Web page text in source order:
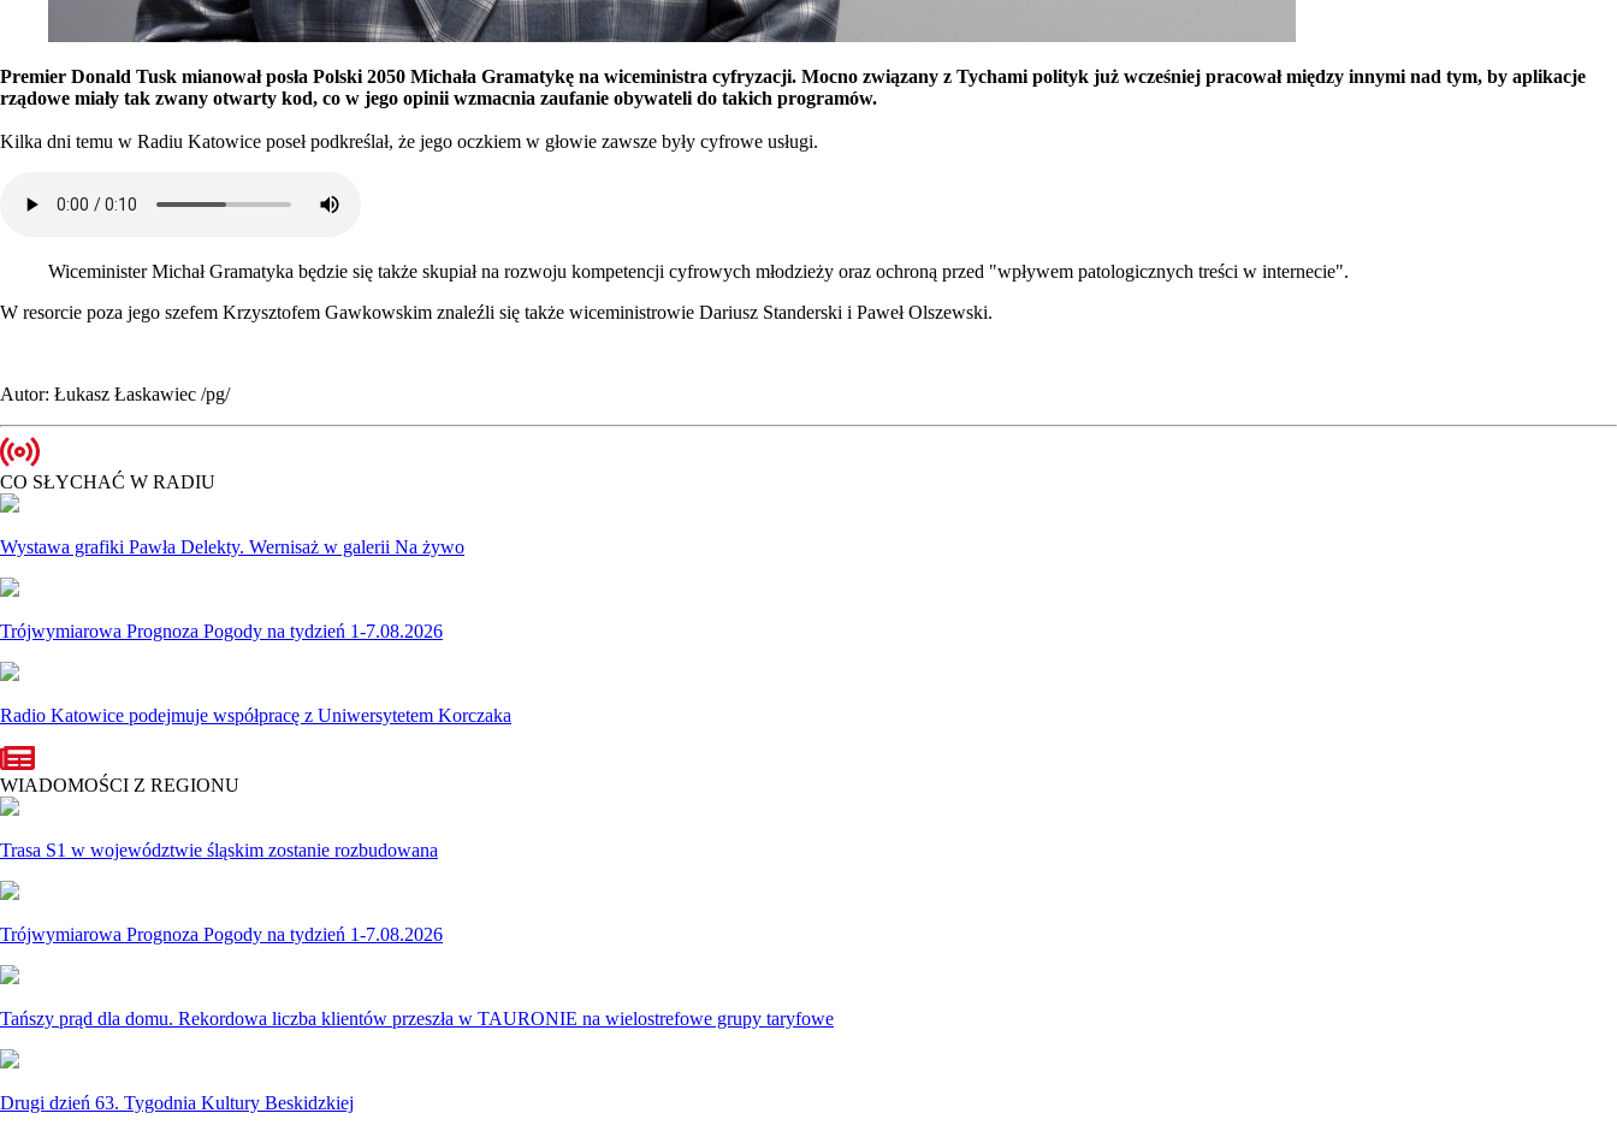
Premier Donald Tusk mianował posła Polski 2050 Michała Gramatykę na wiceministra cyfryzacji. Mocno związany z Tychami polityk już wcześniej pracował między innymi nad tym, by aplikacje
rządowe miały tak zwany otwarty kod, co w jego opinii wzmacnia zaufanie obywateli do takich programów.
Kilka dni temu w Radiu Katowice poseł podkreślał, że jego oczkiem w głowie zawsze były cyfrowe usługi.
Wiceminister Michał Gramatyka będzie się także skupiał na rozwoju kompetencji cyfrowych młodzieży oraz ochroną przed "wpływem patologicznych treści w internecie".
W resorcie poza jego szefem Krzysztofem Gawkowskim znaleźli się także wiceministrowie Dariusz Standerski i Paweł Olszewski.
Autor: Łukasz Łaskawiec /pg/
CO SŁYCHAĆ W RADIU
Wystawa grafiki Pawła Delekty. Wernisaż w galerii Na żywo
Trójwymiarowa Prognoza Pogody na tydzień 1-7.08.2026
Radio Katowice podejmuje współpracę z Uniwersytetem Korczaka
WIADOMOŚCI Z REGIONU
Trasa S1 w województwie śląskim zostanie rozbudowana
Trójwymiarowa Prognoza Pogody na tydzień 1-7.08.2026
Tańszy prąd dla domu. Rekordowa liczba klientów przeszła w TAURONIE na wielostrefowe grupy taryfowe
Drugi dzień 63. Tygodnia Kultury Beskidzkiej